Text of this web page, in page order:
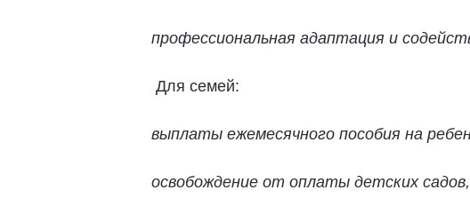
профессиональная адаптация и
Для семей:
выплаты ежемесячного пособия на
освобождение от оплаты детских